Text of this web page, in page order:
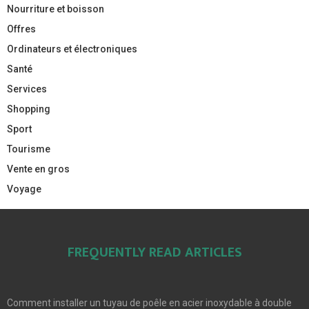
Nourriture et boisson
Offres
Ordinateurs et électroniques
Santé
Services
Shopping
Sport
Tourisme
Vente en gros
Voyage
FREQUENTLY READ ARTICLES
Comment installer un tuyau de poêle en acier inoxydable à double